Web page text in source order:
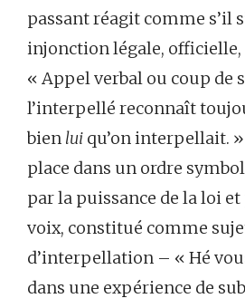
passant réagit comme s’il
injonction légale,
« Appel verbal ou coup de
l’interpellé reconnaît
bien lui qu’on interpellait.
place dans un ordre
par la puissance de la loi et
voix, constitué comme
d’interpellation – « Hé
dans une expérience de